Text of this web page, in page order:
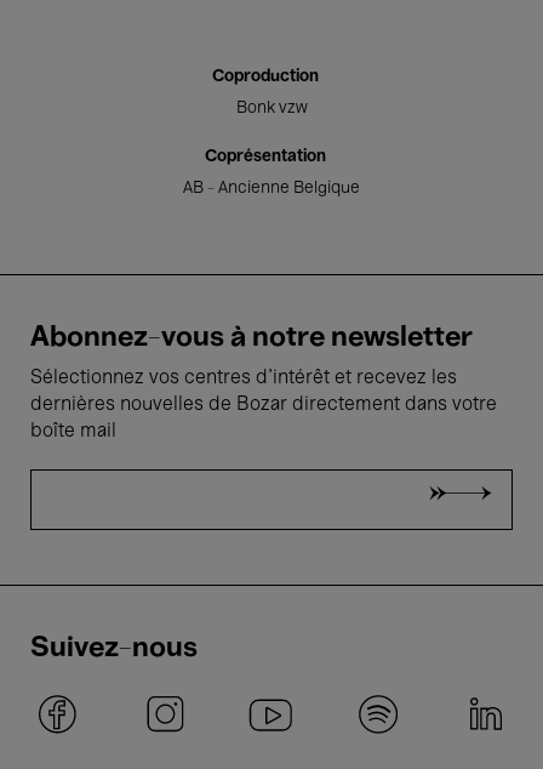
Coproduction
Bonk vzw
Coprésentation
AB - Ancienne Belgique
Abonnez-vous à notre newsletter
Sélectionnez vos centres d'intérêt et recevez les
dernières nouvelles de Bozar directement dans votre
boîte mail
Suivez-nous